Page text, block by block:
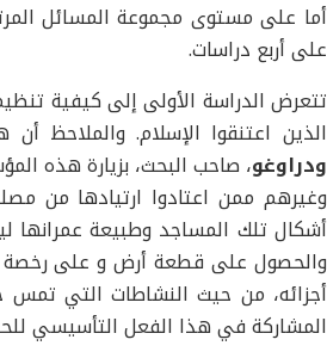
أما على مستوى مجموعة المسائل
على أربع دراسات.
تتعرض الدراسة الأولى إلى كيفية
الذين اعتنقوا الإسلام. والملاحظ
ودراوغو، صاحب البحث، بزيارة هذه
وغيرهم ممن اعتادوا ارتيادها من
أشكال تلك المساجد وطبيعة عمرانها
والحصول على قطعة أرض و على رخصة
أجزائه، من حيث النشاطات التي تمس
المشاركة في هذا الفعل التأسيسي